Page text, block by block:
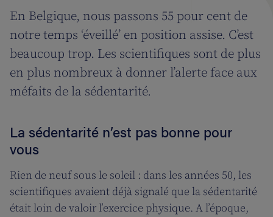
En Belgique, nous passons 55 pour cent de
notre temps ‘éveillé’ en position assise. C’est
beaucoup trop. Les scientifiques sont de plus
en plus nombreux à donner l’alerte face aux
méfaits de la sédentarité.
La sédentarité n’est pas bonne pour
vous
Rien de neuf sous le soleil : dans les années 50, les
scientifiques avaient déjà signalé que la sédentarité
était loin de valoir l’exercice physique. A l’époque,